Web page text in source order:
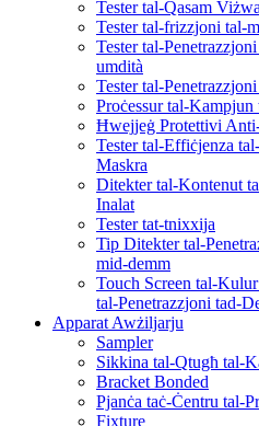
Tester tal-Qasam
Tester tal-frizzjoni tal-
Tester tal-
umdità
Tester tal-
Proċessur tal-
Ħwejjeġ Protettivi
Tester tal-Effiċjenza
Maskra
Ditekter tal-Kontenut
Inalat
Tester tat-tnixxija
Tip Ditekter tal-
mid-demm
Touch Screen tal-
tal-Penetrazzjoni tad-
Apparat Awżiljarju
Sampler
Sikkina tal-Qtugħ tal-
Bracket Bonded
Pjanċa taċ-Ċentru tal-
Fixture